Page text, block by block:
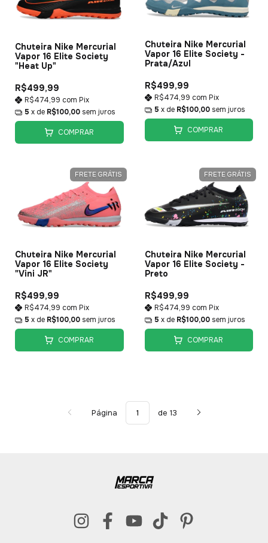
Chuteira Nike Mercurial
Vapor 16 Elite Society
"Heat Up"
R$499,99
R$474,99 com Pix
5 x de R$100,00 sem juros
COMPRAR
Chuteira Nike Mercurial
Vapor 16 Elite Society -
Prata/Azul
R$499,99
R$474,99 com Pix
5 x de R$100,00 sem juros
COMPRAR
FRETE GRÁTIS
Chuteira Nike Mercurial
Vapor 16 Elite Society
"Vini JR"
R$499,99
R$474,99 com Pix
5 x de R$100,00 sem juros
COMPRAR
FRETE GRÁTIS
Chuteira Nike Mercurial
Vapor 16 Elite Society -
Preto
R$499,99
R$474,99 com Pix
5 x de R$100,00 sem juros
COMPRAR
Página de 13